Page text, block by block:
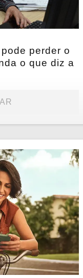
perder o
o que diz a